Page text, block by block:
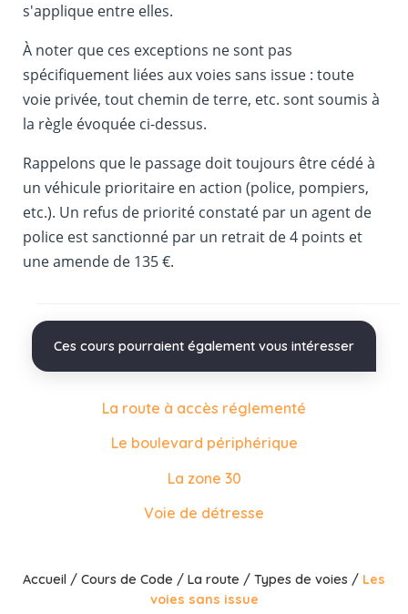
s'applique entre elles.
À noter que ces exceptions ne sont pas
spécifiquement liées aux voies sans issue : toute
voie privée, tout chemin de terre, etc. sont soumis à
la règle évoquée ci-dessus.
Rappelons que le passage doit toujours être cédé à
un véhicule prioritaire en action (police, pompiers,
etc.). Un refus de priorité constaté par un agent de
police est sanctionné par un retrait de 4 points et
une amende de 135 €.
Ces cours pourraient également vous intéresser
La route à accès réglementé
Le boulevard périphérique
La zone 30
Voie de détresse
Accueil / Cours de Code / La route / Types de voies / Les
voies sans issue